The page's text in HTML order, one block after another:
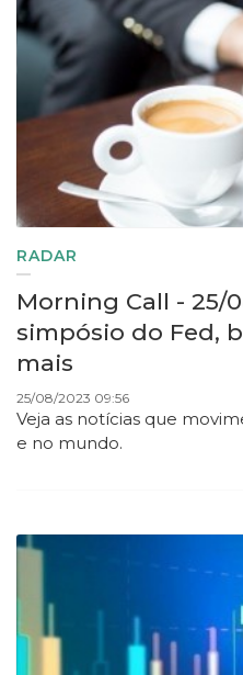
RADAR
Morning Call - 25/
simpósio do Fed,
mais
25/08/2023 09:56
Veja as notícias que
e no mundo.